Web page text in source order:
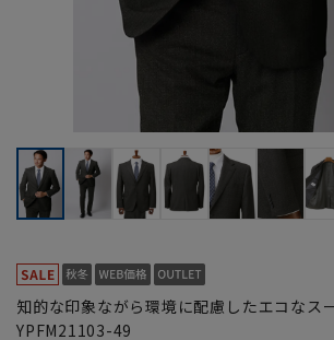
知的な印象ながら環境に配慮したエコなス
YPFM21103-49